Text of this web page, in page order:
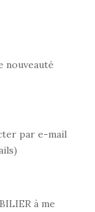
nouveauté
par e-mail
à me